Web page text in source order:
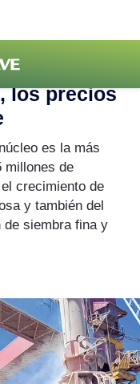
los precios
es la más
millones de
crecimiento de
y también del
de siembra fina y